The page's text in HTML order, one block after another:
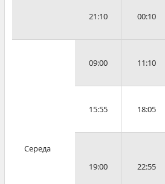
21:10 00:10
Середа
09:00 11:10
15:55 18:05
19:00 22:55